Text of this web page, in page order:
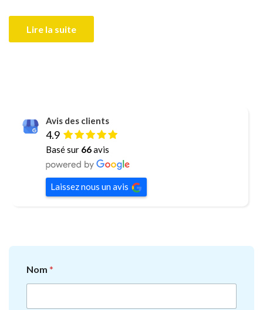
Lire la suite
Avis des clients
4.9
Basé sur 66avis
Laissez nous un avis
Nom *